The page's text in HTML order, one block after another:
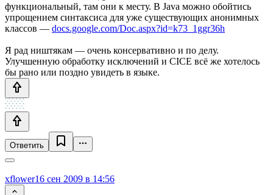
функциональный, там они к месту. В Java можно обойтись
упрощением синтаксиса для уже существующих анонимных
классов — docs.google.com/Doc.aspx?id=k73_1ggr36h
Я рад ништякам — очень консервативно и по делу.
Улучшенную обработку исключений и CICE всё же хотелось
бы рано или поздно увидеть в языке.
Ответить
xflower16 сен 2009 в 14:56